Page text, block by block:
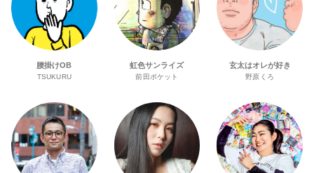
腰掛けOB
TSUKURU
虹色サンライズ
前田ポケット
玄太はオレが好き
野原くろ